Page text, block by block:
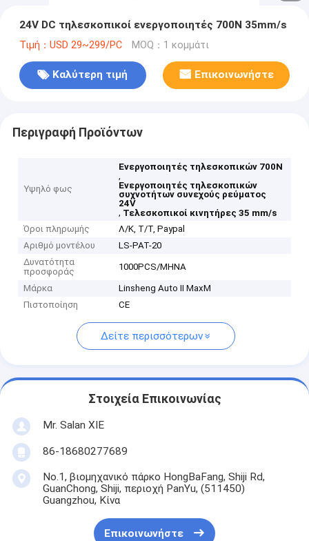
24V DC τηλεσκοπικοί ενεργοποιητές 700N 35mm/s
Τιμή：USD 29~299/PC MOQ：1 κομμάτι
Καλύτερη τιμή Επικοινωνήστε
Περιγραφή Προϊόντων
Υψηλό φως
Ενεργοποιητές τηλεσκοπικών 700N
,
Ενεργοποιητές τηλεσκοπικών
συχνοτήτων συνεχούς ρεύματος
24V
, Τελεσκοπικοί κινητήρες 35 mm/s
Όροι πληρωμής
Λ/Κ, Τ/Τ, Paypal
Αριθμό μοντέλου
LS-PAT-20
Δυνατότητα
προσφοράς
1000PCS/ΜΗΝΑ
Μάρκα
Linsheng Auto II MaxM
Πιστοποίηση
CE
Δείτε περισσότερων
Στοιχεία Επικοινωνίας
Mr. Salan XIE
86-18680277689
No.1, βιομηχανικό πάρκο HongBaFang, Shiji Rd,
GuanChong, Shiji, περιοχή PanYu, (511450)
Guangzhou, Κίνα
Επικοινωνήστε